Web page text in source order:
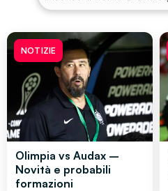
NOTIZIE
Olimpia vs Audax –
Novità e probabili
formazioni